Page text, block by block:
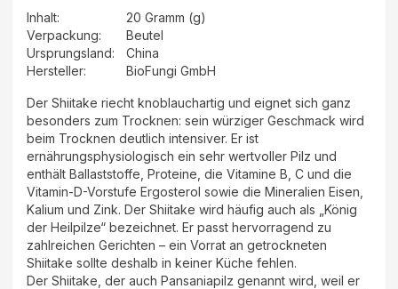
Inhalt:
20 Gramm (g)
Verpackung:
Beutel
Ursprungsland:
China
Hersteller: BioFungi GmbH
Der Shiitake riecht knoblauchartig und eignet sich ganz
besonders zum Trocknen: sein würziger Geschmack wird
beim Trocknen deutlich intensiver. Er ist
ernährungsphysiologisch ein sehr wertvoller Pilz und
enthält Ballaststoffe, Proteine, die Vitamine B, C und die
Vitamin-D-Vorstufe Ergosterol sowie die Mineralien Eisen,
Kalium und Zink. Der Shiitake wird häufig auch als „König
der Heilpilze“ bezeichnet. Er passt hervorragend zu
zahlreichen Gerichten – ein Vorrat an getrockneten
Shiitake sollte deshalb in keiner Küche fehlen.
Der Shiitake, der auch Pansaniapilz genannt wird, weil er